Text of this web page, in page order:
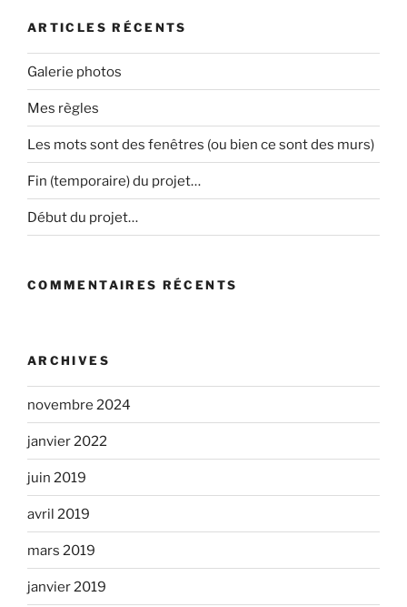
ARTICLES RÉCENTS
Galerie photos
Mes règles
Les mots sont des fenêtres (ou bien ce sont des murs)
Fin (temporaire) du projet…
Début du projet…
COMMENTAIRES RÉCENTS
ARCHIVES
novembre 2024
janvier 2022
juin 2019
avril 2019
mars 2019
janvier 2019